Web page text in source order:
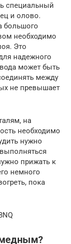
специальный
и олово.
большого
необходимо
Это
надежного
может быть
между
не превышает
на
необходимо
нужно
прижать к
немного
пока
медным?